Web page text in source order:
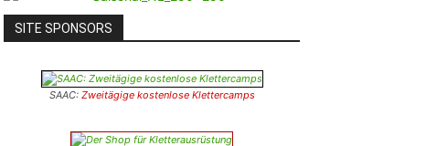
SITE SPONSORS
SAAC: Zweitägige kostenlose Klettercamps